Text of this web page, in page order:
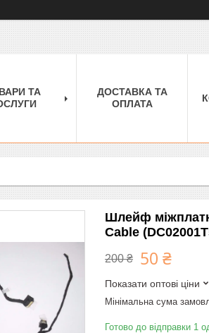
ТА
ДОСТАВКА ТА
ОПЛАТА
Шлейф
Cable
200 ₴ 50 ₴
Показати оптові ціни
Мінімальна сума
Готово до відправки 1